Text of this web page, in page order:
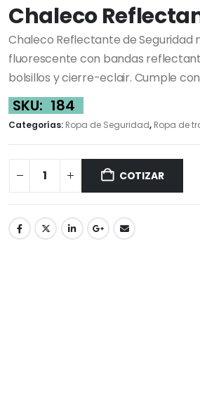
Chaleco
Chaleco Reflectante de Seguridad
fluorescente con bandas
bolsillos y cierre-eclair. Cumple
SKU: 184
Categorías: Ropa de Seguridad, Ropa de
COTIZAR